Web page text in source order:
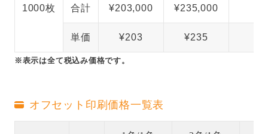
1000枚 合計 ¥203,000 ¥235,000
単価 ¥203 ¥235
※表示は全て税込み価格です。
オフセット印刷価格一覧表